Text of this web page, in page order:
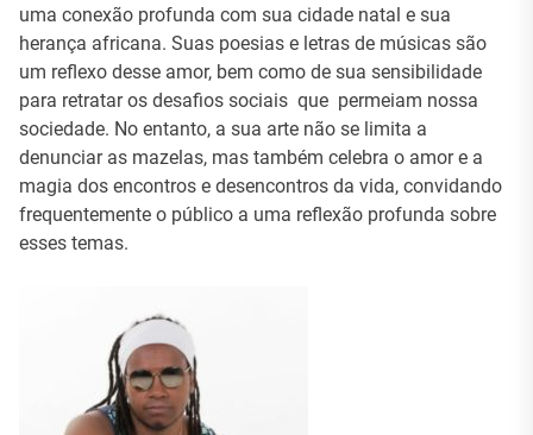
uma conexão profunda com sua cidade natal e sua
herança africana. Suas poesias e letras de músicas são
um reflexo desse amor, bem como de sua sensibilidade
para retratar os desafios sociais que permeiam nossa
sociedade. No entanto, a sua arte não se limita a
denunciar as mazelas, mas também celebra o amor e a
magia dos encontros e desencontros da vida, convidando
frequentemente o público a uma reflexão profunda sobre
esses temas.